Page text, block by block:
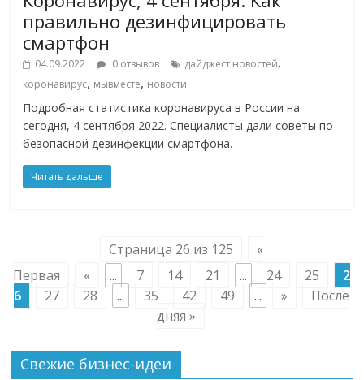
правильно дезинфицировать
смартфон
04.09.2022 0 отзывов дайджест новостей,
коронавирус, мывместе, новости
Подробная статистика коронавируса в России на
сегодня, 4 сентября 2022. Специалисты дали советы по
безопасной дезинфекции смартфона.
Читать дальше
Страница 26 из 125
«
Первая
« ... 7 14 21 ... 24 25
2
6
27 28 ... 35 42 49 ... »
После
дняя »
Свежие бизнес-идеи